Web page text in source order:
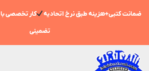
ضمانت کتبی+هزینه طبق نرخ اتحادیه کار تخصصی با
تضمینی